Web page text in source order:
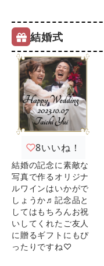
結婚式
8いいね！
結婚の記念に素敵な
写真で作るオリジナ
ルワインはいかがで
しょうか♬記念品と
してはもちろんお祝
いしてくれたご友人
に贈るギフトにもぴ
ったりですね♡